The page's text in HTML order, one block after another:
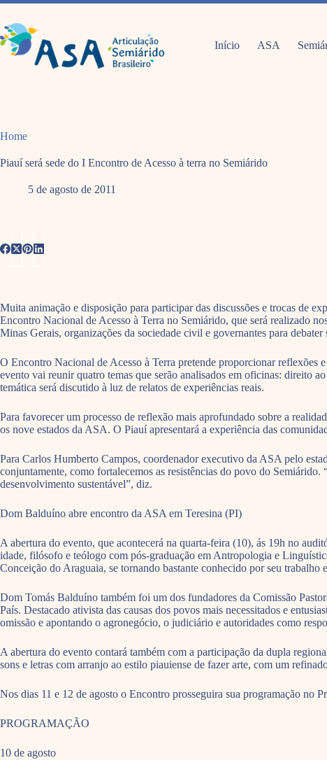
Pular
o
conteúdo
Início ASA
Home
Piauí será sede do I Encontro de Acesso à terra no Semiárido
5 de agosto de 2011
Muita animação e disposição para participar das discussões e trocas de
Encontro Nacional de Acesso à Terra no Semiárido, que será realizado
Minas Gerais, organizações da sociedade civil e governantes para
O Encontro Nacional de Acesso à Terra pretende proporcionar reflexões
evento vai reunir quatro temas que serão analisados em oficinas: direito
temática será discutido à luz de relatos de experiências reais.
Para favorecer um processo de reflexão mais aprofundado sobre a
os nove estados da ASA. O Piauí apresentará a experiência das
Para Carlos Humberto Campos, coordenador executivo da ASA pelo
conjuntamente, como fortalecemos as resistências do povo do
desenvolvimento sustentável”, diz.
Dom Balduíno abre encontro da ASA em Teresina (PI)
A abertura do evento, que acontecerá na quarta-feira (10), ás 19h no
idade, filósofo e teólogo com pós-graduação em Antropologia e
Conceição do Araguaia, se tornando bastante conhecido por seu trabalho
Dom Tomás Balduíno também foi um dos fundadores da Comissão
País. Destacado ativista das causas dos povos mais necessitados e
omissão e apontando o agronegócio, o judiciário e autoridades como
A abertura do evento contará também com a participação da dupla
sons e letras com arranjo ao estilo piauiense de fazer arte, com um
Nos dias 11 e 12 de agosto o Encontro prosseguira sua programação
PROGRAMAÇÃO
10 de agosto